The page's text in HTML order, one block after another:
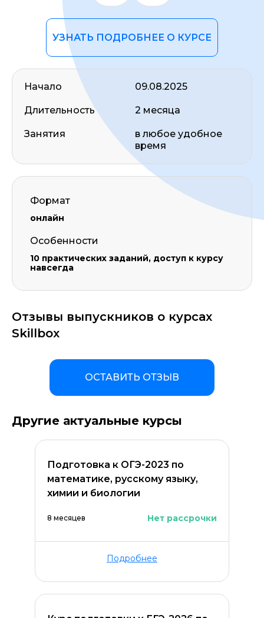
УЗНАТЬ ПОДРОБНЕЕ О КУРСЕ
Начало
Длительность
Занятия
09.08.2025
2 месяца
в любое удобное
время
Формат
онлайн
Особенности
10 практических заданий, доступ к курсу
навсегда
Отзывы выпускников о курсах
Skillbox
ОСТАВИТЬ ОТЗЫВ
Другие актуальные курсы
Подготовка к ОГЭ-2023 по
математике, русскому языку,
химии и биологии
8 месяцев Нет рассрочки
Подробнее